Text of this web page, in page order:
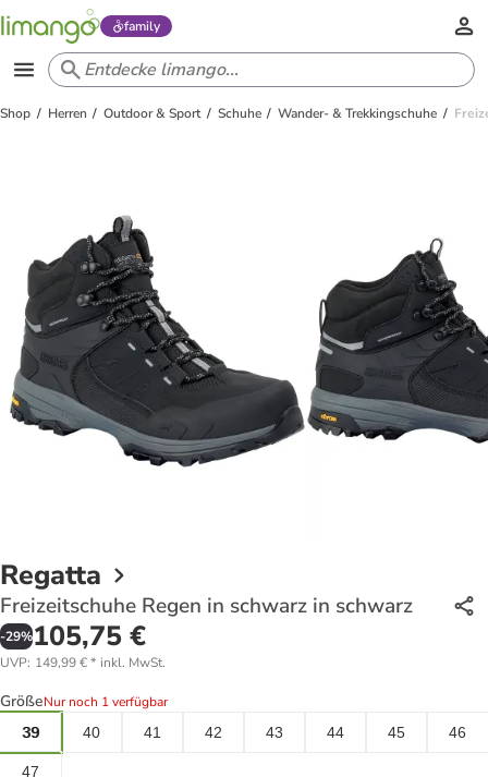
family
Shop Herren Outdoor & Sport Schuhe Wander- & Trekkingschuhe
Regatta
Freizeitschuhe Regen in schwarz in schwarz
-29%105,75 €
UVP: 149,99 €* inkl. MwSt.
GrößeNur noch 1 verfügbar
39
40 41 42 43 44 45 46
47